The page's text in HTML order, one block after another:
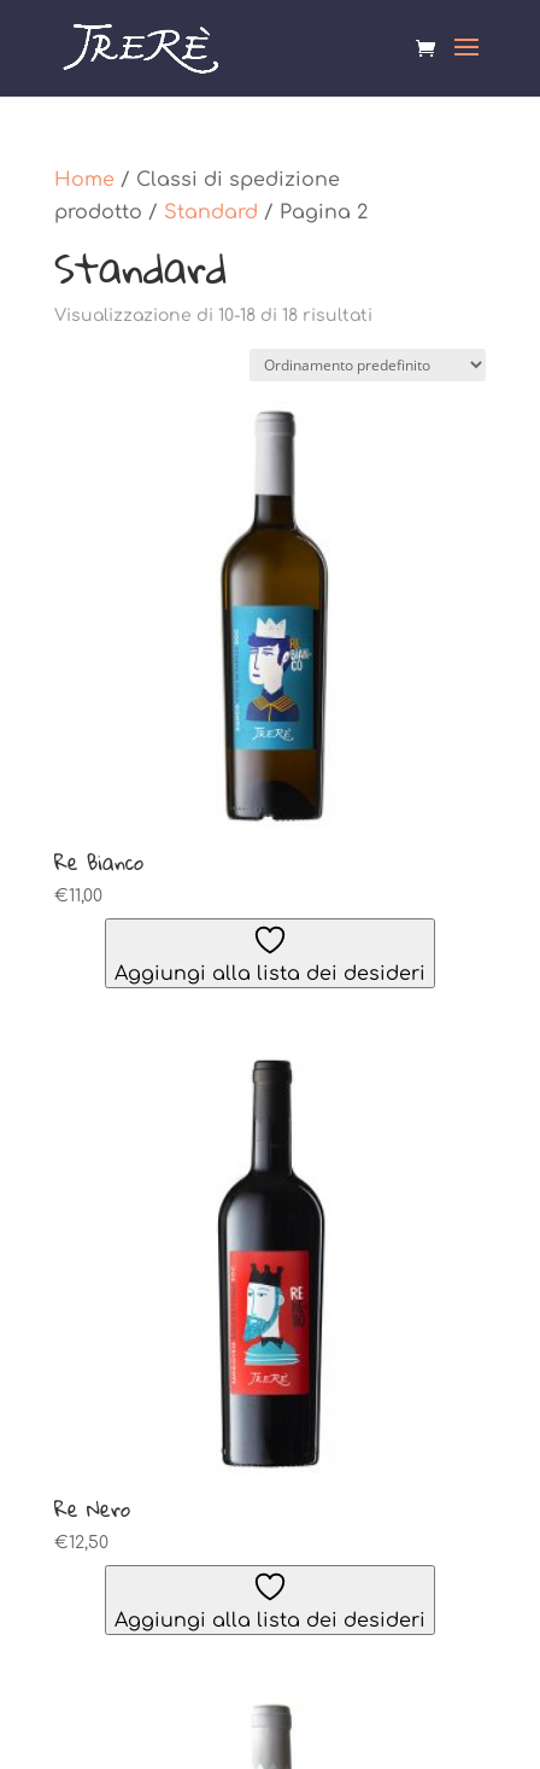
Home / Classi di spedizione
prodotto / Standard / Pagina 2
Standard
Visualizzazione di 10-18 di 18 risultati
Re Bianco
€11,00
Aggiungi alla lista dei desideri
Re Nero
€12,50
Aggiungi alla lista dei desideri